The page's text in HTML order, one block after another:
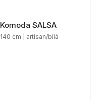
Komoda SALSA
140 cm | artisan/bílá